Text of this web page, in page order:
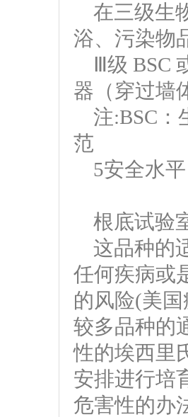
在三级生
浴、污染物
Ⅲ级 BSC
器（穿过墙
注:BSC
范
5安全水平
根底试验
这品种的
任何疾病或
的风险(美国
较多品种的
性的埃西里
安排进行培
危害性的办